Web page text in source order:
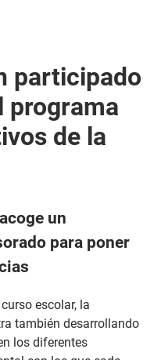
participado
programa
de la
un
para poner
escolar, la
también desarrollando
los diferentes